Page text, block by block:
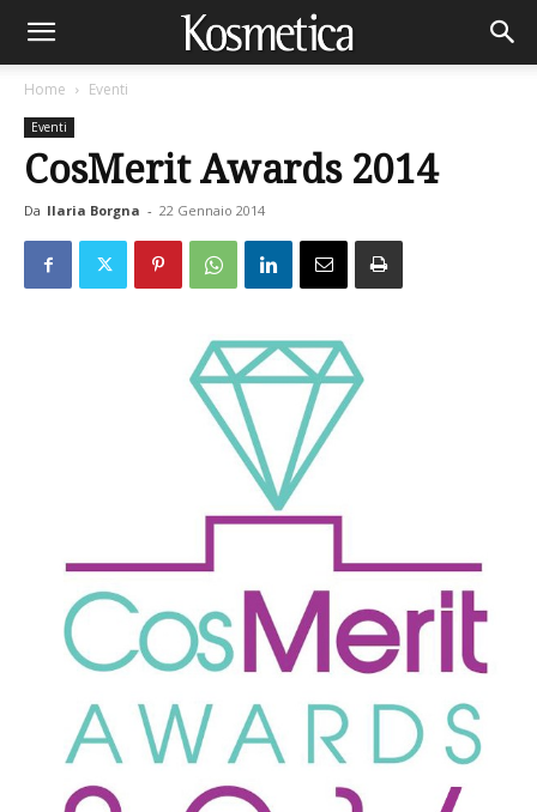
Home Eventi
Eventi
CosMerit Awards 2014
Da Ilaria Borgna - 22 Gennaio 2014